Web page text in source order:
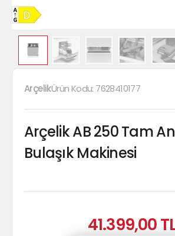
ArçelikÜrün Kodu: 7628410177
Arçelik AB 250 Tam
Bulaşık Makinesi
41.399,00